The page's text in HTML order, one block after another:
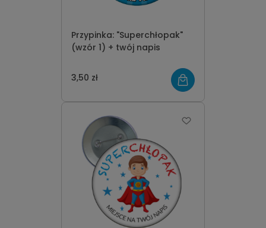
Przypinka: "Superchłopak"
(wzór 1) + twój napis
3,50 zł